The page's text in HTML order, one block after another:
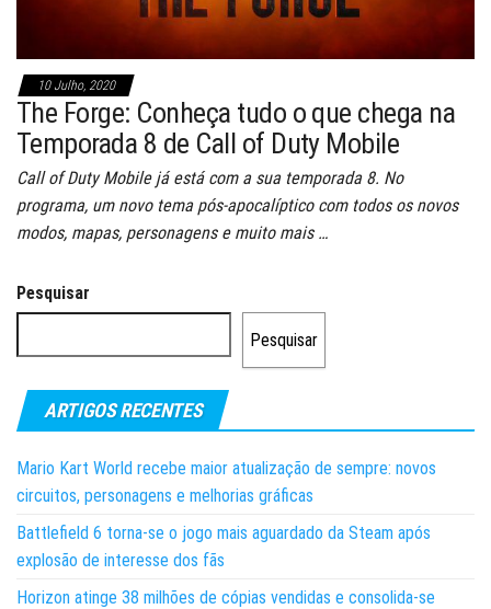
10 Julho, 2020
The Forge: Conheça tudo o que chega na
Temporada 8 de Call of Duty Mobile
Call of Duty Mobile já está com a sua temporada 8. No
programa, um novo tema pós-apocalíptico com todos os novos
modos, mapas, personagens e muito mais …
Pesquisar
Pesquisar
ARTIGOS RECENTES
Mario Kart World recebe maior atualização de sempre: novos
circuitos, personagens e melhorias gráficas
Battlefield 6 torna-se o jogo mais aguardado da Steam após
explosão de interesse dos fãs
Horizon atinge 38 milhões de cópias vendidas e consolida-se